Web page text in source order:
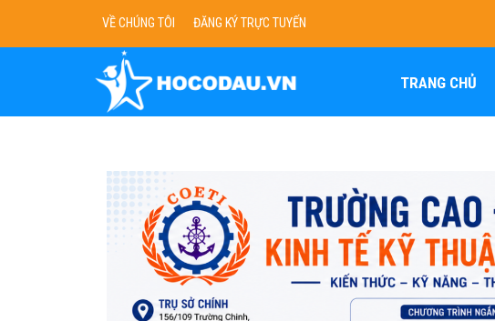
VỀ CHÚNG TÔI ĐĂNG KÝ TRỰC TUYẾN
TRANG CHỦ